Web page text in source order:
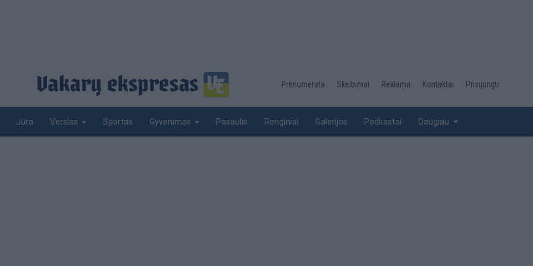
Desktop
top
Prenumerata Skelbimai Reklama Kontaktai Prisijungti
Jūra Verslas Sportas Gyvenimas Pasaulis Renginiai Galerijos Podkastai Daugiau